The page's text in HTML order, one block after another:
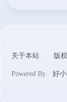
关于本站 版
Powered By 好